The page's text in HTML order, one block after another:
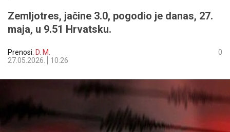
Zemljotres, jačine 3.0, pogodio je danas, 27.
maja, u 9.51 Hrvatsku.
Prenosi: D. M.
27.05.2026.
10:26
0